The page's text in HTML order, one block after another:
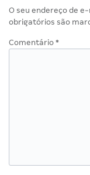
O seu endereço de
obrigatórios são
Comentário *